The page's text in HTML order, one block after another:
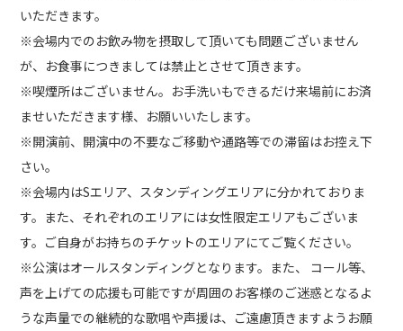
いただきます。
※会場内でのお飲み物を摂取して頂いても問題ございません
が、お食事につきましては禁止とさせて頂きます。
※喫煙所はございません。お手洗いもできるだけ来場前にお済
ませいただきます様、お願いいたします。
※開演前、開演中の不要なご移動や通路等での滞留はお控え下
さい。
※会場内はSエリア、スタンディングエリアに分かれておりま
す。また、それぞれのエリアには女性限定エリアもございま
す。ご自身がお持ちのチケットのエリアにてご覧ください。
※公演はオールスタンディングとなります。また、 コール等、
声を上げての応援も可能ですが周囲のお客様のご迷惑となるよ
うな声量での継続的な歌唱や声援は、ご遠慮頂きますようお願